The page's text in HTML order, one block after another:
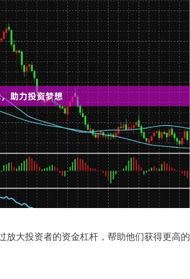
大投资者的资金杠杆，帮助他们获得更高的